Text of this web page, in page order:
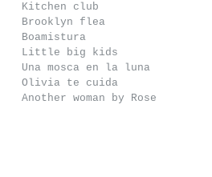
Kitchen club
Brooklyn flea
Boamistura
Little big kids
Una mosca en la luna
Olivia te cuida
Another woman by Rose
Eugenio Recuenco